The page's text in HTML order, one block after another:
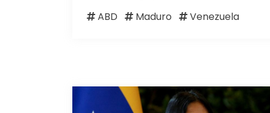
ABD
Maduro Venezuela